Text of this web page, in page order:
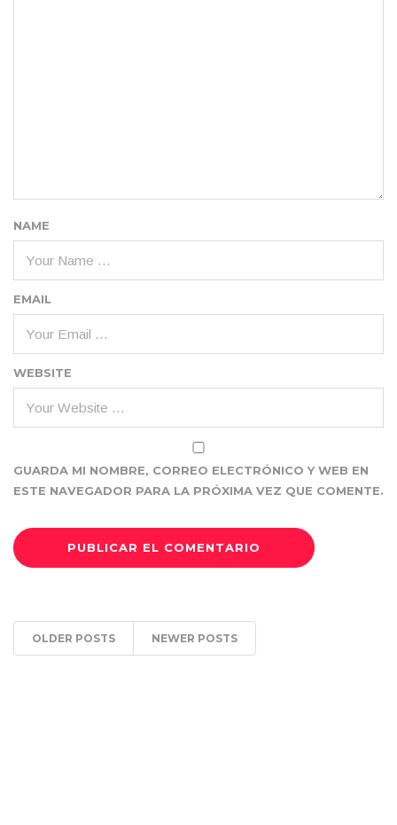
NAME
EMAIL
WEBSITE
GUARDA MI NOMBRE, CORREO ELECTRÓNICO Y WEB EN
ESTE NAVEGADOR PARA LA PRÓXIMA VEZ QUE COMENTE.
OLDER POSTS NEWER POSTS